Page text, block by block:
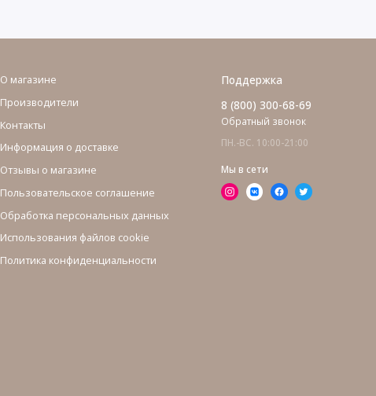
О магазине
Производители
Контакты
Информация о доставке
Отзывы о магазине
Пользовательское соглашение
Обработка персональных данных
Использования файлов cookie
Политика конфиденциальности
Поддержка
8 (800) 300-68-69
Обратный звонок
ПН.-ВС. 10:00-21:00
Мы в сети